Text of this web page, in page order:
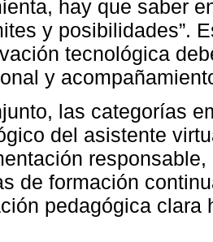
hay que saber
y posibilidades”.
tecnológica
y
las categorías
del asistente
de formación
pedagógica clara